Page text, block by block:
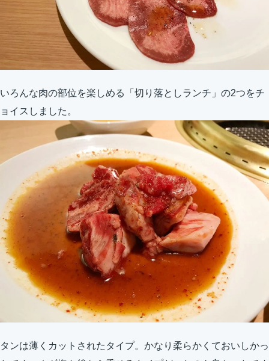
いろんな肉の部位を楽しめる「切り落としランチ」の2つをチ
ョイスしました。
タンは薄くカットされたタイプ。かなり柔らかくておいしかっ